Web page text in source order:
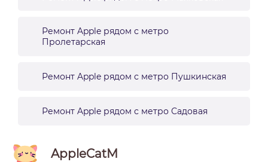
Ремонт Apple рядом с метро
Пролетарская
Ремонт Apple рядом с метро Пушкинская
Ремонт Apple рядом с метро Садовая
AppleCatM